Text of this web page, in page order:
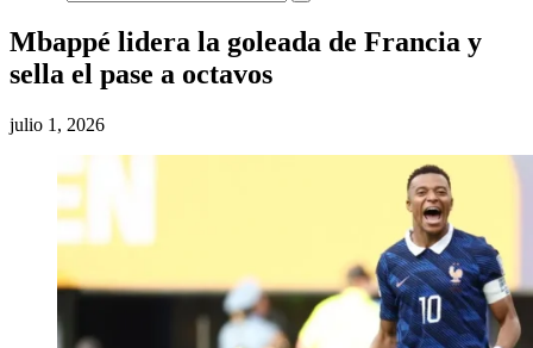
Mbappé lidera la goleada de Francia y
sella el pase a octavos
julio 1, 2026